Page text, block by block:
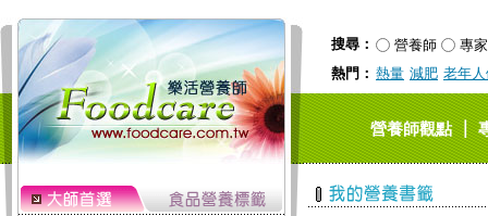
搜尋： 營養師
專家
熱門： 熱量 減肥 老年
營養師觀點｜